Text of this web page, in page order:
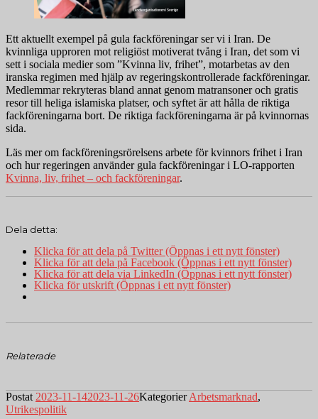
Ett aktuellt exempel på gula fackföreningar ser vi i Iran. De
kvinnliga upproren mot religiöst motiverat tvång i Iran, det som vi
sett i sociala medier som ”Kvinna liv, frihet”, motarbetas av den
iranska regimen med hjälp av regeringskontrollerade fackföreningar.
Medlemmar rekryteras bland annat genom matransoner och gratis
resor till heliga islamiska platser, och syftet är att hålla de riktiga
fackföreningarna bort. De riktiga fackföreningarna är på kvinnornas
sida.
Läs mer om fackföreningsrörelsens arbete för kvinnors frihet i Iran
och hur regeringen använder gula fackföreningar i LO-rapporten
Kvinna, liv, frihet – och fackföreningar.
Dela detta:
Klicka för att dela på Twitter (Öppnas i ett nytt fönster)
Klicka för att dela på Facebook (Öppnas i ett nytt fönster)
Klicka för att dela via LinkedIn (Öppnas i ett nytt fönster)
Klicka för utskrift (Öppnas i ett nytt fönster)
Relaterade
Postat 2023-11-142023-11-26KategorierArbetsmarknad,
Utrikespolitik